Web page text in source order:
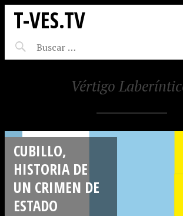
T-VES.TV
Vértigo
CUBILLO,
HISTORIA DE
UN CRIMEN DE
ESTADO